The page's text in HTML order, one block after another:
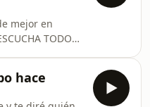
mejor en
TODOS
hace